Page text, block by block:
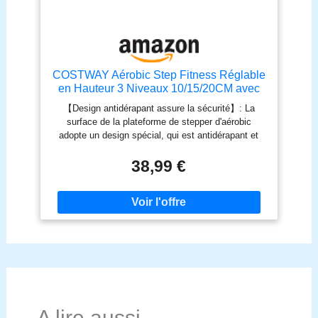
COSTWAY Aérobic Step Fitness Réglable
en Hauteur 3 Niveaux 10/15/20CM avec
Surface Antidérapant Capacité de Poids
250KG pour Maison/Gym Exercice/Bureau
(Noir 3 Niveaux)
【Design antidérapant assure la sécurité】: La
surface de la plateforme de stepper d'aérobic
adopte un design spécial, qui est antidérapant et
choc pour éviter de glisser. De plus, les quatre
pieds antidérapants garantie la stabilité de la
plateforme et protège votre sol des rayures. 【3
niveaux de hauteurs ajustables】: Équipée de
quatre contremarches, vous pouvez facilement
10cm, 15cm et 20cm. Elle permet de renforcer
encourage à atteindre de nouveaux objectifs de
énergie. 【Matériau solide et durable】: Fabriquée
38,99 €